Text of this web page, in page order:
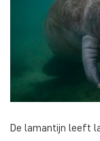
De lamantijn leeft